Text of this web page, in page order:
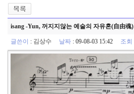
isang -Yun, 꺼지지않는 예술의 자유혼(自由魂)
글쓴이 : 김상수 날짜 : 09-08-03 15:42 조회